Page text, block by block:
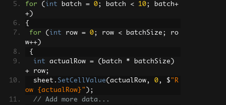
for
( int batch = 0; batch < 10; batch+
+)
{
for
( int row = 0; row < batchSize ;
ro
w++)
{
int actualRow = ( batch * batchSize )
+ row;
  sheet
. SetCellValue( actualRow, 0, $ "R
ow {actualRow}" );
// Add more data...